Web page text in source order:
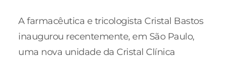
A farmacêutica e tricologista Cristal Bastos
inaugurou recentemente, em São Paulo,
uma nova unidade da Cristal Clínica